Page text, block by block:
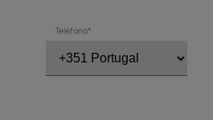
Teléfono*